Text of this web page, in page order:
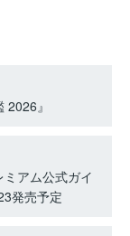
2026』
ミアム公式ガイ
発売予定